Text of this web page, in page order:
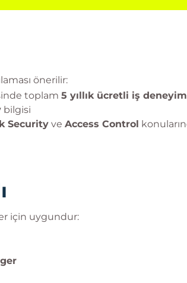
önerilir:
toplam 5 yıllık ücretli iş
bilgisi
Security ve Access Control
için uygundur: